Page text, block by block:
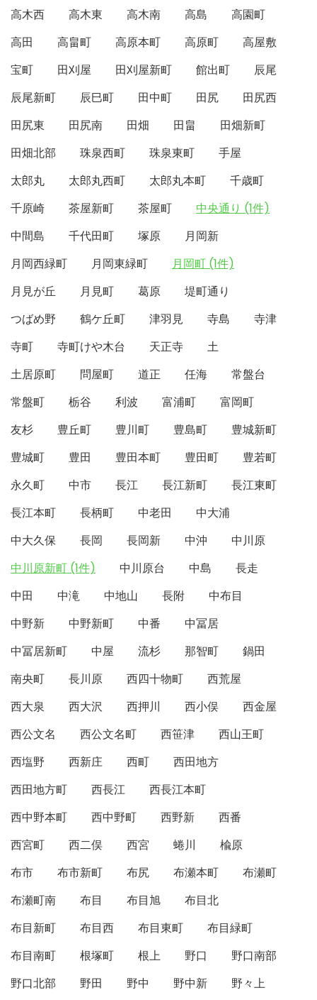
高木西
高木東 高木南 高島
高園町
高田
高畠町 高原本町 高原町
高屋敷
宝町
田刈屋 田刈屋新町 館出町
辰尾
辰尾新町
辰巳町 田中町 田尻
田尻西
田尻東
田尻南 田畑 田畠
田畑新町
田畑北部
珠泉西町 珠泉東町
手屋
太郎丸
太郎丸西町 太郎丸本町
千歳町
千原崎
茶屋新町 茶屋町
中央通り (1件)
中間島
千代田町 塚原
月岡新
月岡西緑町
月岡東緑町
月岡町 (1件)
月見が丘
月見町 葛原
堤町通り
つばめ野
鶴ケ丘町 津羽見 寺島
寺津
寺町
寺町けや木台 天正寺
土
土居原町
問屋町 道正 任海
常盤台
常盤町
栃谷 利波 富浦町
富岡町
友杉
豊丘町 豊川町 豊島町
豊城新町
豊城町
豊田 豊田本町 豊田町
豊若町
永久町
中市 長江 長江新町
長江東町
長江本町
長柄町 中老田
中大浦
中大久保
長岡 長岡新 中沖
中川原
中川原新町 (1件)
中川原台 中島
長走
中田
中滝 中地山 長附
中布目
中野新
中野新町 中番
中冨居
中冨居新町
中屋 流杉 那智町
鍋田
南央町
長川原 西四十物町
西荒屋
西大泉
西大沢 西押川 西小俣
西金屋
西公文名
西公文名町 西笹津
西山王町
西塩野
西新庄 西町
西田地方
西田地方町
西長江
西長江本町
西中野本町
西中野町 西野新
西番
西宮町
西二俣 西宮 蜷川
楡原
布市
布市新町 布尻 布瀬本町
布瀬町
布瀬町南
布目 布目旭
布目北
布目新町
布目西 布目東町
布目緑町
布目南町
根塚町 根上 野口
野口南部
野口北部
野田 野中 野中新 野々上